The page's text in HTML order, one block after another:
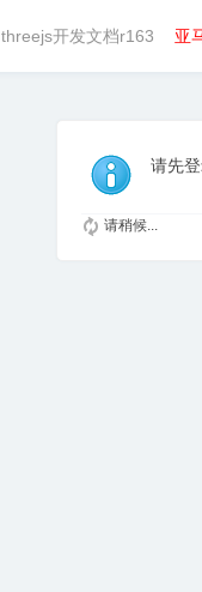
threejs开发文档r163 亚
请先
请稍候...